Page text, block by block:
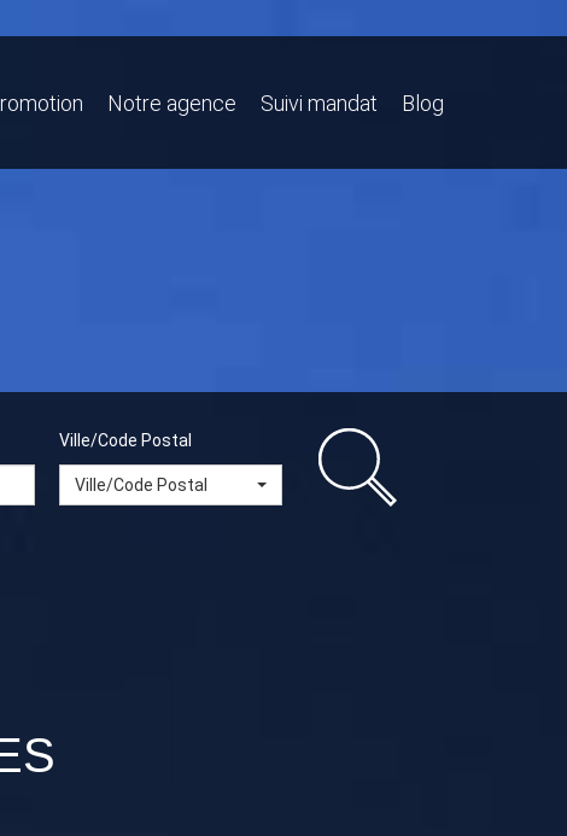
Notre agence Suivi mandat Blog
Ville/Code Postal
Ville/Code Postal